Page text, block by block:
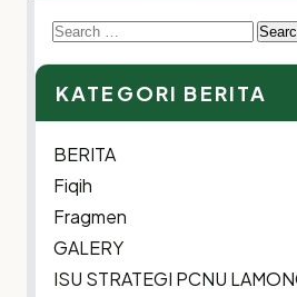
Search
for:
KATEGORI BERITA
BERITA
Fiqih
Fragmen
GALERY
ISU STRATEGI PCNU